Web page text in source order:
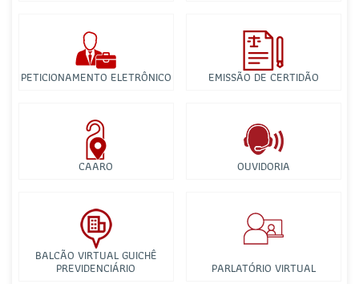
PETICIONAMENTO ELETRÔNICO EMISSÃO DE CERTIDÃO
CAARO OUVIDORIA
BALCÃO VIRTUAL GUICHÊ
PREVIDENCIÁRIO PARLATÓRIO VIRTUAL